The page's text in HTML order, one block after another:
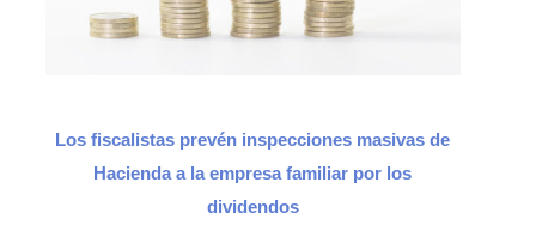
Los fiscalistas prevén inspecciones masivas de
Hacienda a la empresa familiar por los
dividendos